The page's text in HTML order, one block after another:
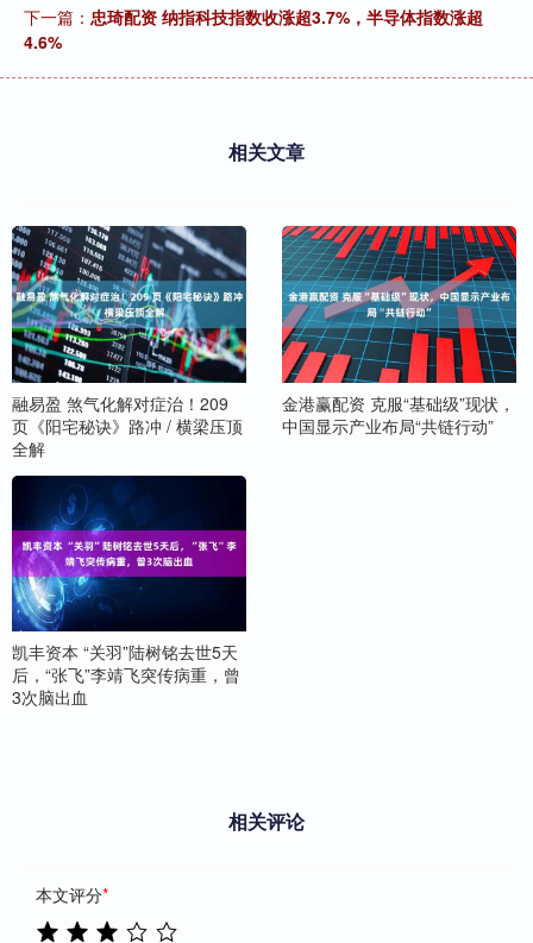
下一篇： 忠琦配资 纳指科技指数收涨超3.7%，半导体指数涨超
4.6%
相关文章
融易盈 煞气化解对症治！209
页《阳宅秘诀》路冲 / 横梁压顶
全解
金港赢配资 克服“基础级”现状，
中国显示产业布局“共链行动”
凯丰资本 “关羽”陆树铭去世5天
后，“张飞”李靖飞突传病重，曾
3次脑出血
相关评论
本文评分*